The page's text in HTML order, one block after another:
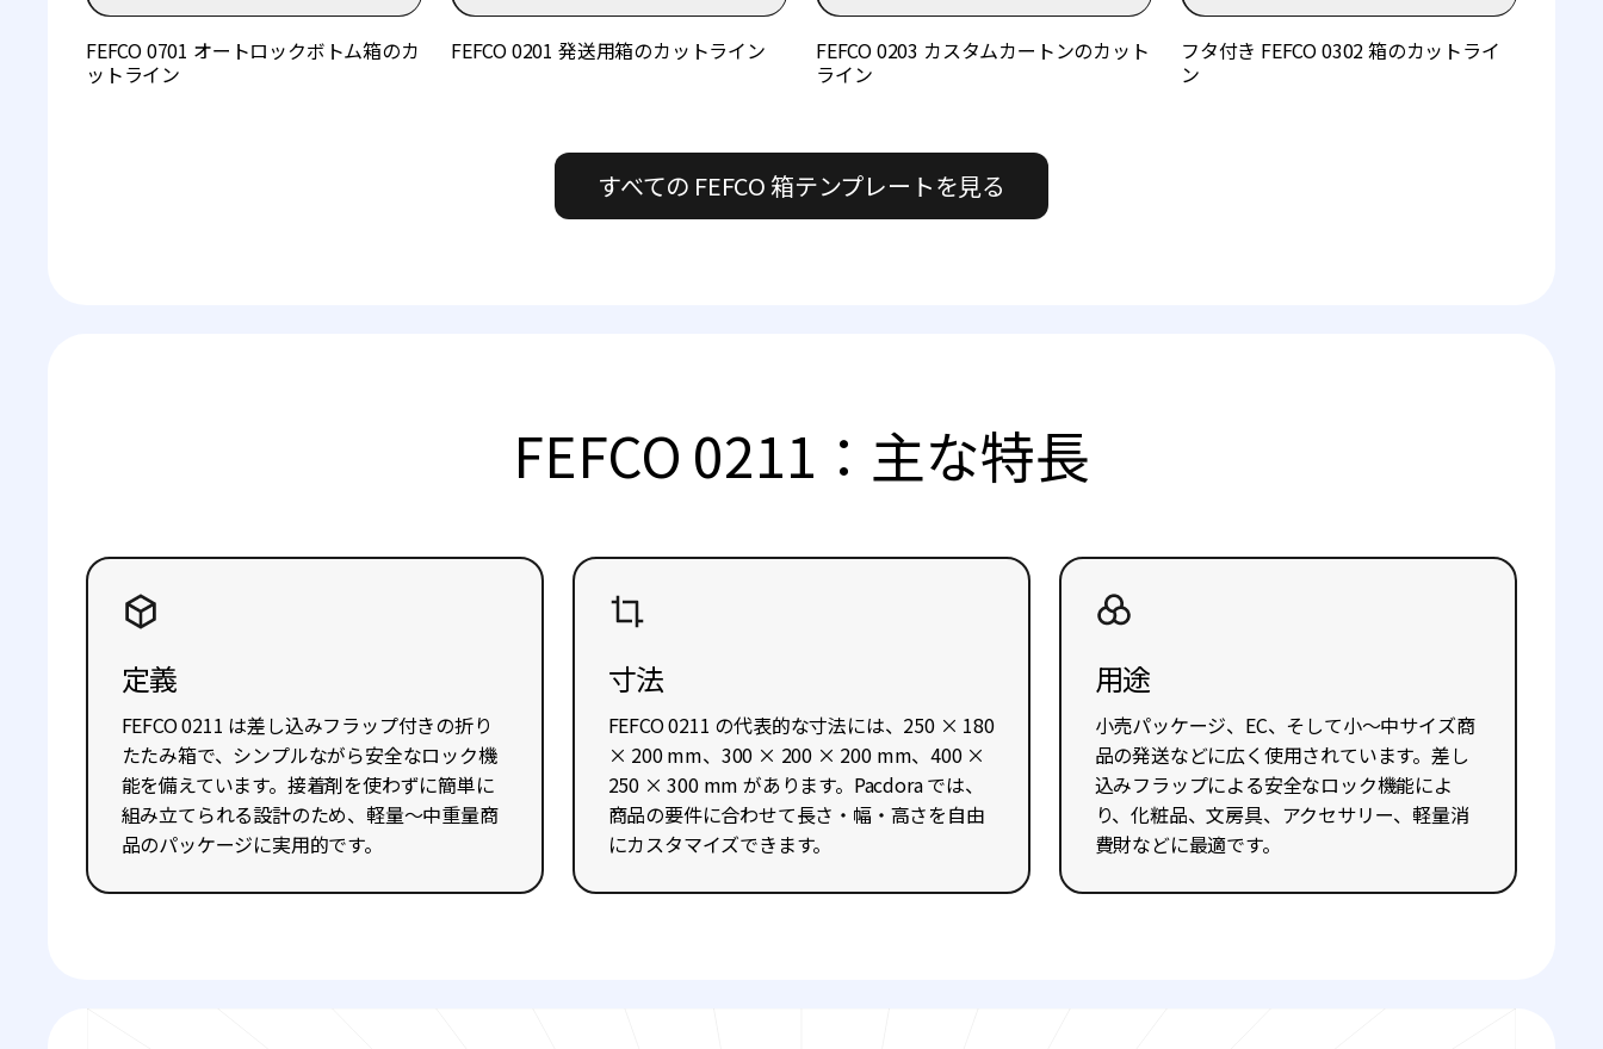
FEFCO 0701 オートロックボトム箱のカ
ットライン
FEFCO 0201 発送用箱のカットライン
FEFCO 0203 カスタムカートンのカット
ライン
フタ付き FEFCO 0302 箱のカットライ
ン
すべての FEFCO 箱テンプレートを見る
FEFCO 0211：主な特長
定義
FEFCO 0211 は差し込みフラップ付きの折り
たたみ箱で、シンプルながら安全なロック機
能を備えています。接着剤を使わずに簡単に
組み立てられる設計のため、軽量〜中重量商
品のパッケージに実用的です。
寸法
FEFCO 0211 の代表的な寸法には、250 × 180
× 200 mm、300 × 200 × 200 mm、400 ×
250 × 300 mm があります。Pacdora では、
商品の要件に合わせて長さ・幅・高さを自由
にカスタマイズできます。
用途
小売パッケージ、EC、そして小〜中サイズ商
品の発送などに広く使用されています。差し
込みフラップによる安全なロック機能によ
り、化粧品、文房具、アクセサリー、軽量消
費財などに最適です。